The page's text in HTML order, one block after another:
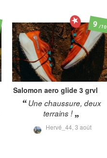
Salomon aero glide 3 grvl
Une chaussure, deux
terrains !
Hervé_44,3 août
9/10